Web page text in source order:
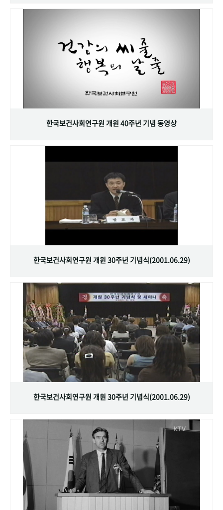
한국보건사회연구원 개원 40주년 기념 동영상
한국보건사회연구원 개원 30주년 기념식(2001.06.29)
한국보건사회연구원 개원 30주년 기념식(2001.06.29)